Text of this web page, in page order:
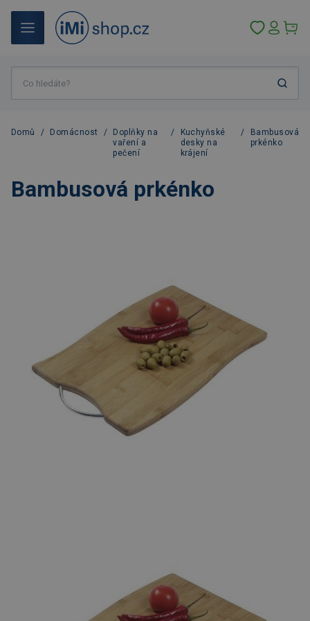
Domů / Domácnost /
Doplňky na
vaření a
pečení
/
Kuchyňské
desky na
krájení
/
Bambusová
prkénko
Bambusová prkénko